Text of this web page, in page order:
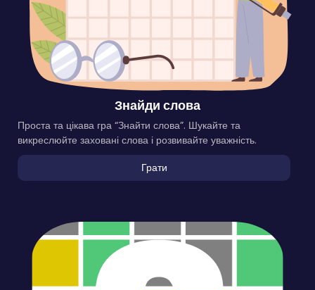
Знайди слова
Проста та цікава гра “Знайти слова”. Шукайте та
викреслюйте заховані слова і розвивайте уважність.
Грати